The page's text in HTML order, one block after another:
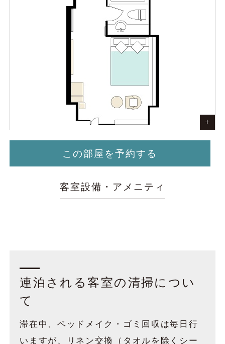
この部屋を予約する
客室設備・ アメニティ
連泊される客室の清掃につい
て
滞在中、ベッドメイク・ゴミ回収は毎日行
いますが、
リネン交換（タオルを除くシー